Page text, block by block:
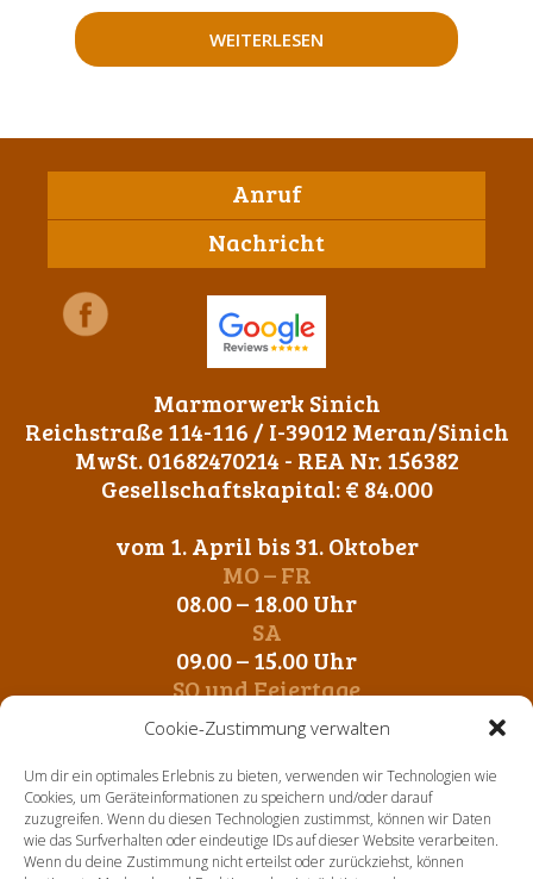
Cookie-Zustimmung verwalten
Um dir ein optimales Erlebnis zu bieten, verwenden wir Technologien wie
Cookies, um Geräteinformationen zu speichern und/oder darauf
zuzugreifen. Wenn du diesen Technologien zustimmst, können wir Daten
wie das Surfverhalten oder eindeutige IDs auf dieser Website verarbeiten.
Wenn du deine Zustimmung nicht erteilst oder zurückziehst, können
WEITERLESEN
Anruf
Nachricht
Marmorwerk Sinich
Reichstraße 114-116 / I-39012 Meran/Sinich
MwSt. 01682470214 - REA Nr. 156382
Gesellschaftskapital: € 84.000
vom 1. April bis 31. Oktober
MO – FR
08.00 – 18.00 Uhr
SA
09.00 – 15.00 Uhr
SO und Feiertage
Geschlossen
vom 1. November bis 31. März
MO – FR
09.00 – 12.00 Uhr
14. 00 – 17.00 Uhr